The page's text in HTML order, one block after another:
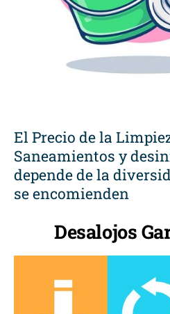
El Precio de la
Saneamientos y
depende de la
se encomienden
Desalojos